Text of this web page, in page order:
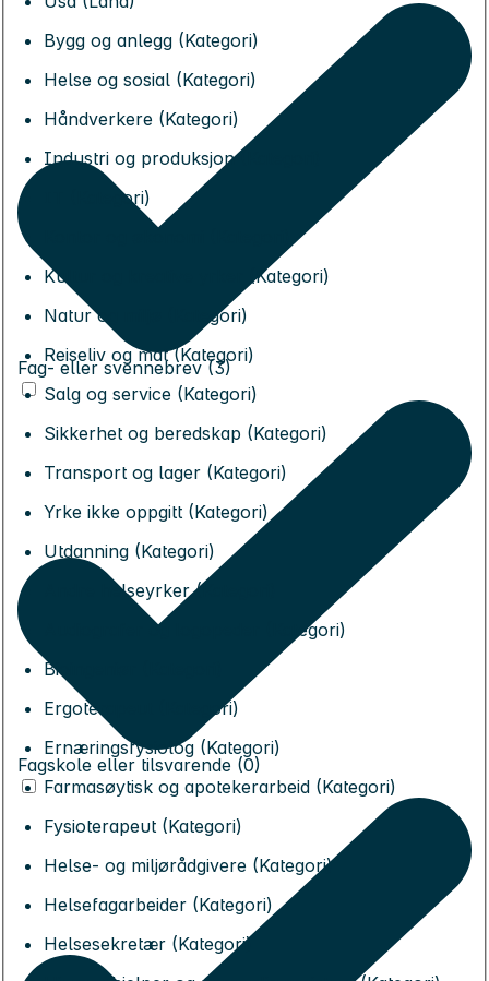
Bygg og anlegg (Kategori)
Helse og sosial (Kategori)
Håndverkere (Kategori)
Industri og produksjon (Kategori)
IT (Kategori)
Kultur og kreative yrker (Kategori)
Natur og miljø (Kategori)
Reiseliv og mat (Kategori)
Salg og service (Kategori)
Sikkerhet og beredskap (Kategori)
Transport og lager (Kategori)
Yrke ikke oppgitt (Kategori)
Utdanning (Kategori)
Andre helseyrker (Kategori)
Audiografer og logopeder (Kategori)
Bioingeniør (Kategori)
Ergoterapeut (Kategori)
Ernæringsfysiolog (Kategori)
Farmasøytisk og apotekerarbeid (Kategori)
Fysioterapeut (Kategori)
Helse- og miljørådgivere (Kategori)
Helsefagarbeider (Kategori)
Helsesekretær (Kategori)
Fag- eller svennebrev (3)
Fagskole eller tilsvarende (0)